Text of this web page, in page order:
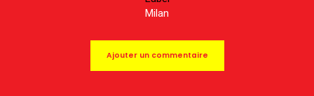
Milan
Ajouter un commentaire